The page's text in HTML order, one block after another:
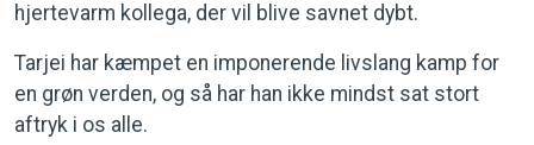
hjertevarm kollega, der vil blive savnet dybt.
Tarjei har kæmpet en imponerende livslang kamp for
en grøn verden, og så har han ikke mindst sat stort
aftryk i os alle.